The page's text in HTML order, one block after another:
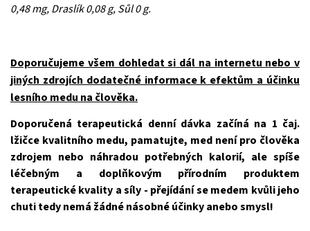
0,48 mg, Draslík 0,08 g, Sůl 0 g.
Doporučujeme všem dohledat si dál na internetu nebo v
jiných zdrojích dodatečné informace k efektům a účinku
lesního medu na člověka.
Doporučená terapeutická denní dávka začíná na 1 čaj.
lžičce kvalitního medu, pamatujte, med není pro člověka
zdrojem nebo náhradou potřebných kalorií, ale spíše
léčebným a doplňkovým přírodním produktem
terapeutické kvality a síly - přejídání se medem kvůli jeho
chuti tedy nemá žádné násobné účinky anebo smysl!